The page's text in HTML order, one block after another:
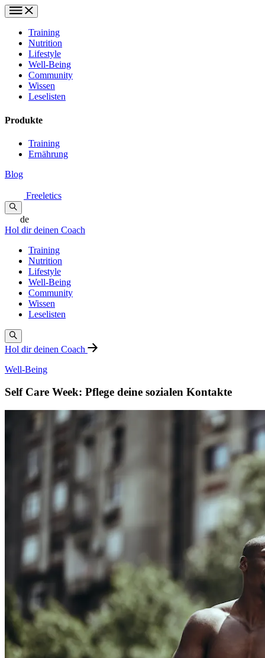
Training
Nutrition
Lifestyle
Well-Being
Community
Wissen
Leselisten
Produkte
Training
Ernährung
Blog
Freeletics
de
Hol dir deinen Coach
Training
Nutrition
Lifestyle
Well-Being
Community
Wissen
Leselisten
Hol dir deinen Coach
Well-Being
Self Care Week: Pflege deine sozialen Kontakte